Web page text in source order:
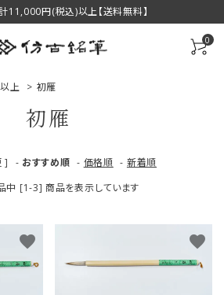
11,000円(税込)以上【送料無料】
0
上 > 初雁
初雁
] - おすすめ順 - 価格順 - 新着順
中 [1-3] 商品を表示しています
favorite favorite